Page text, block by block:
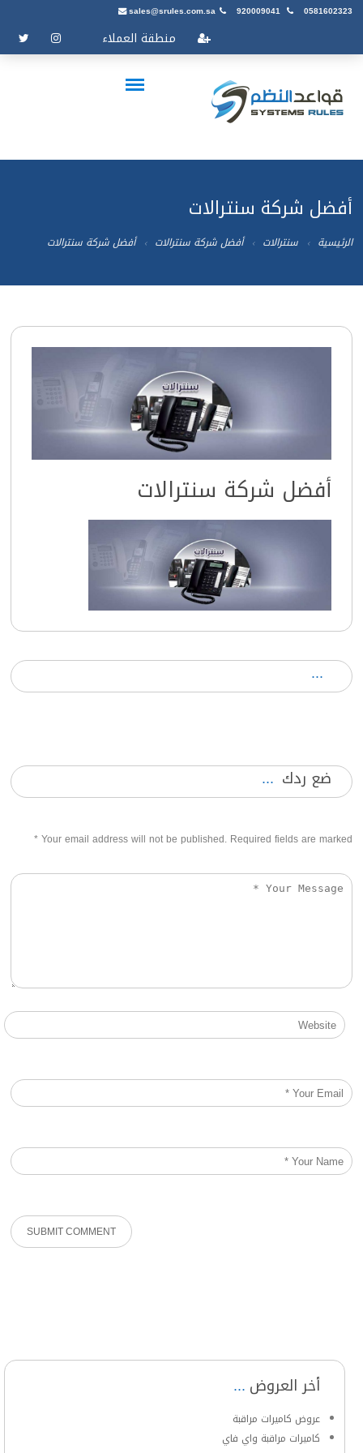
sales@srules.com.sa 920009041 0581602323
منطقة العملاء
أفضل شركة سنترالات
الرئيسية سنترالات أفضل شركة سنترالات أفضل شركة سنترالات
أفضل شركة سنترالات
ضع ردك
Your email address will not be published. Required fields are marked
*
أخر العروض
عروض كاميرات مراقبة
كاميرات مراقبة واي فاي